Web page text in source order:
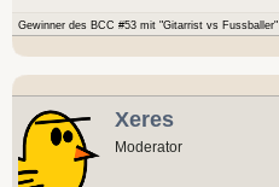
Gewinner des BCC #53 mit "Gitarrist vs Fussballer"
Xeres
Moderator